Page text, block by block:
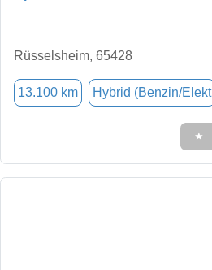
Rüsselsheim, 65428
13.100 km Hybrid (Benzin/Elekt
★